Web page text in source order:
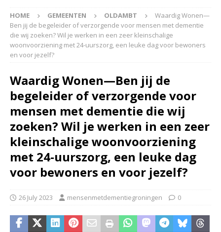
HOME GEMEENTEN OLDAMBT
Waardig Wonen—
Ben jij de begeleider of verzorgende voor mensen met dementie
die wij zoeken? Wil je werken in een zeer kleinschalige
woonvoorziening met 24-uurszorg, een leuke dag voor bewoners
en voor jezelf?
Waardig Wonen—Ben jij de
begeleider of verzorgende voor
mensen met dementie die wij
zoeken? Wil je werken in een zeer
kleinschalige woonvoorziening
met 24-uurszorg, een leuke dag
voor bewoners en voor jezelf?
26 July 2023 mensenmetdementiegroningen 0